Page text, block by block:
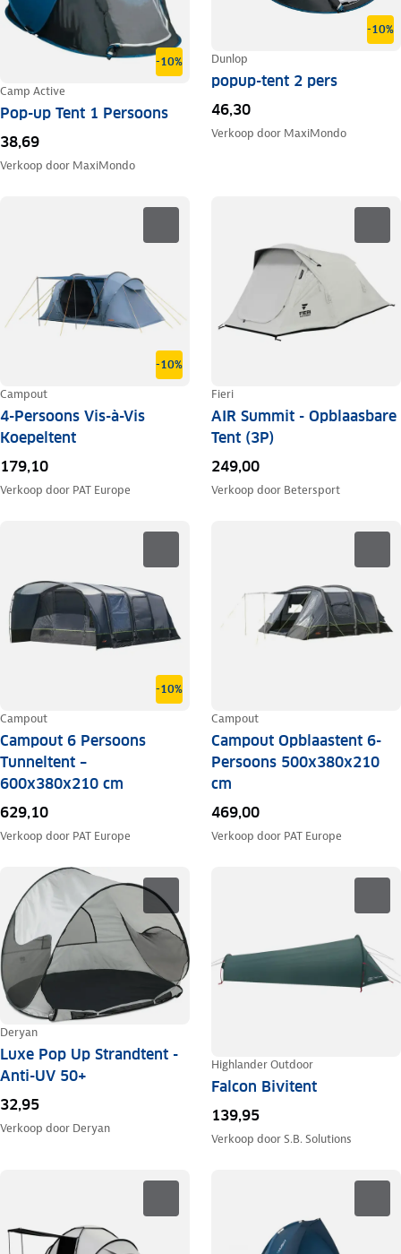
-10%
Camp Active
Pop-up Tent 1 Persoons
38,69
Verkoop door MaxiMondo
-10%
Dunlop
popup-tent 2 pers
46,30
Verkoop door MaxiMondo
-10%
Campout
4-Persoons Vis-à-Vis
Koepeltent
179,10
Verkoop door PAT Europe
Fieri
AIR Summit - Opblaasbare
Tent (3P)
249,00
Verkoop door Betersport
-10%
Campout
Campout 6 Persoons
Tunneltent –
600x380x210 cm
629,10
Verkoop door PAT Europe
Campout
Campout Opblaastent 6-
Persoons 500x380x210
cm
469,00
Verkoop door PAT Europe
Deryan
Luxe Pop Up Strandtent -
Anti-UV 50+
32,95
Verkoop door Deryan
Highlander Outdoor
Falcon Bivitent
139,95
Verkoop doorS.B. Solutions